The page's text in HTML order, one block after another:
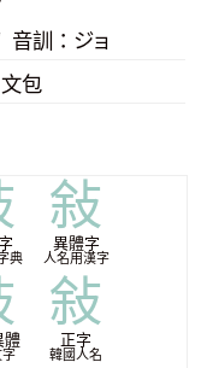
訓：ジョ
包
典
敍
異體字
人名用漢字
體
字
敍
正字
韓國人名